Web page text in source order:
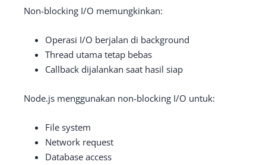
Non-blocking I/O memungkinkan:
Operasi I/O berjalan di background
Thread utama tetap bebas
Callback dijalankan saat hasil siap
Node.js menggunakan non-blocking I/O untuk:
File system
Network request
Database access